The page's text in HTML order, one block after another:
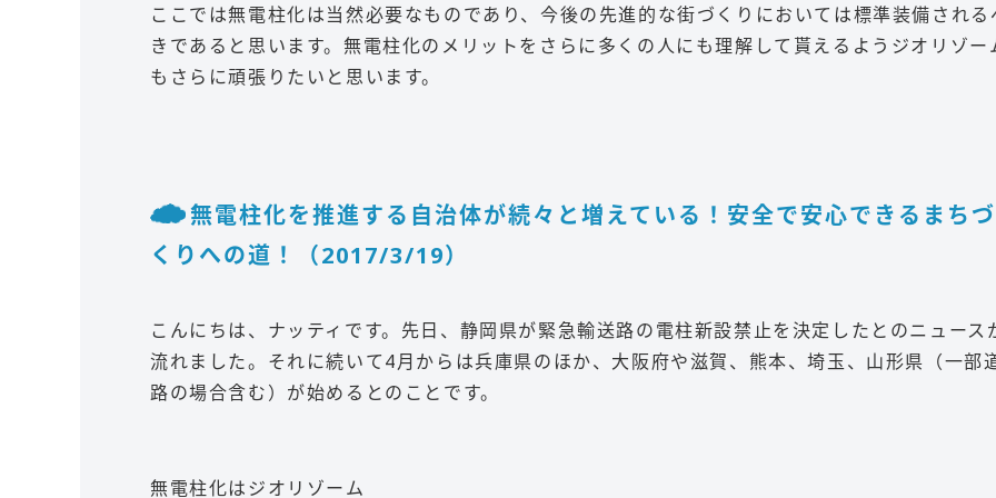
ここでは無電柱化は当然必要なものであり、今後の先進的な街づくりにおいては標準装備される
きであると思います。無電柱化のメリットをさらに多くの人にも理解して貰えるようジオリゾー
もさらに頑張りたいと思います。
無電柱化を推進する自治体が続々と増えている！安全で安心できるまちづ
くりへの道！（2017/3/19）
こんにちは、ナッティです。先日、静岡県が緊急輸送路の電柱新設禁止を決定したとのニュース
流れました。それに続いて4月からは兵庫県のほか、大阪府や滋賀、熊本、埼玉、山形県（一部
路の場合含む）が始めるとのことです。
無電柱化はジオリゾーム